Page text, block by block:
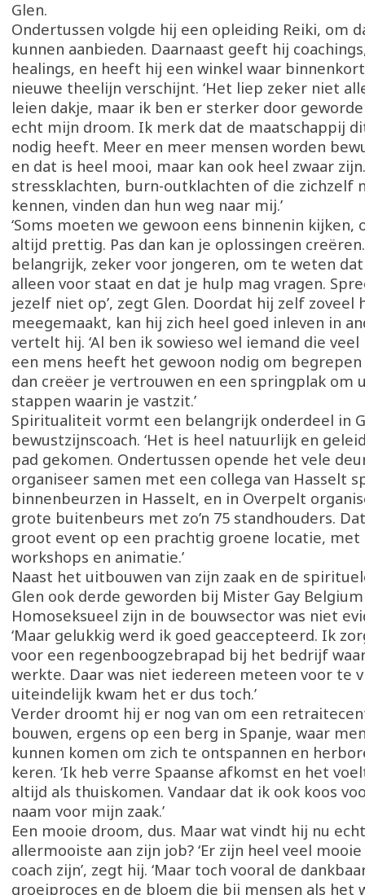
Glen.
Ondertussen volgde hij een opleiding Reiki, om
kunnen aanbieden. Daarnaast geeft hij
healings, en heeft hij een winkel waar
nieuwe theelijn verschijnt. ‘Het liep zeker niet
leien dakje, maar ik ben er sterker door
echt mijn droom. Ik merk dat de maatschappij
nodig heeft. Meer en meer mensen worden
en dat is heel mooi, maar kan ook heel zwaar
stressklachten, burn-outklachten of die zichzelf
kennen, vinden dan hun weg naar mij.’
‘Soms moeten we gewoon eens binnenin kijken,
altijd prettig. Pas dan kan je oplossingen
belangrijk, zeker voor jongeren, om te weten
alleen voor staat en dat je hulp mag vragen.
jezelf niet op’, zegt Glen. Doordat hij zelf zoveel
meegemaakt, kan hij zich heel goed inleven in
vertelt hij. ‘Al ben ik sowieso wel iemand die
een mens heeft het gewoon nodig om begrepen
dan creëer je vertrouwen en een springplak om
stappen waarin je vastzit.’
Spiritualiteit vormt een belangrijk onderdeel in
bewustzijnscoach. ‘Het is heel natuurlijk en
pad gekomen. Ondertussen opende het vele
organiseer samen met een collega van Hasselt
binnenbeurzen in Hasselt, en in Overpelt
grote buitenbeurs met zo’n 75 standhouders.
groot event op een prachtig groene locatie,
workshops en animatie.’
Naast het uitbouwen van zijn zaak en de
Glen ook derde geworden bij Mister Gay Belgium
Homoseksueel zijn in de bouwsector was niet
‘Maar gelukkig werd ik goed geaccepteerd. Ik
voor een regenboogzebrapad bij het bedrijf
werkte. Daar was niet iedereen meteen voor te
uiteindelijk kwam het er dus toch.’
Verder droomt hij er nog van om een
bouwen, ergens op een berg in Spanje, waar
kunnen komen om zich te ontspannen en
keren. ‘Ik heb verre Spaanse afkomst en het
altijd als thuiskomen. Vandaar dat ik ook koos
naam voor mijn zaak.’
Een mooie droom, dus. Maar wat vindt hij nu
allermooiste aan zijn job? ‘Er zijn heel veel
coach zijn’, zegt hij. ‘Maar toch vooral de
groeiproces en de bloem die bij mensen als het